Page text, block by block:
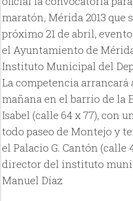
maratón, Mérida 2013 que
próximo 21 de abril,
el Ayuntamiento de
Instituto Municipal del
La competencia arrancará
mañana en el barrio de la
Isabel (calle 64 x 77), con
todo paseo de Montejo y
el Palacio G. Cantón (calle
director del instituto
Manuel Díaz